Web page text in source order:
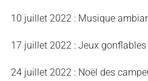
10 juillet 2022 : Musique
17 juillet 2022 : Jeux gonflables
24 juillet 2022 : Noël des